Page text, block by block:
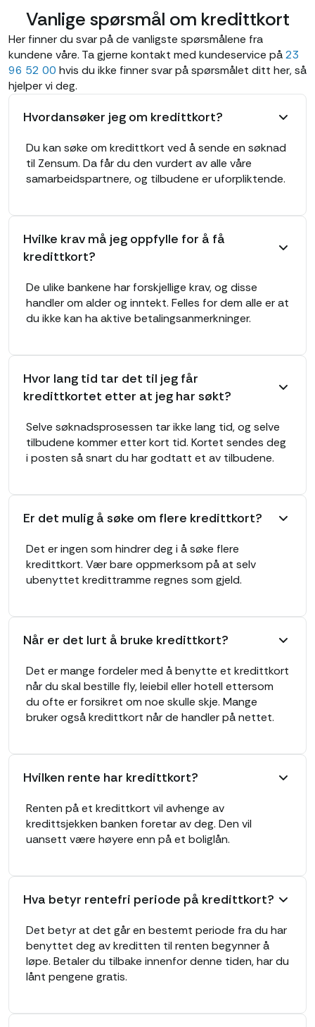
Vanlige spørsmål om kredittkort
Her finner du svar på de vanligste spørsmålene fra
kundene våre. Ta gjerne kontakt med kundeservice på23
96 52 00 hvis du ikke finner svar på spørsmålet ditt her, så
hjelper vi deg.
Hvordansøker jeg om kredittkort?
Du kan søke om kredittkort ved å sende en søknad
til Zensum. Da får du den vurdert av alle våre
samarbeidspartnere, og tilbudene er uforpliktende.
Hvilke krav må jeg oppfylle for å få
kredittkort?
De ulike bankene har forskjellige krav, og disse
handler om alder og inntekt. Felles for dem alle er at
du ikke kan ha aktive betalingsanmerkninger.
Hvor lang tid tar det til jeg får
kredittkortet etter at jeg har søkt?
Selve søknadsprosessen tar ikke lang tid, og selve
tilbudene kommer etter kort tid. Kortet sendes deg
i posten så snart du har godtatt et av tilbudene.
Er det mulig å søke om flere kredittkort?
Det er ingen som hindrer deg i å søke flere
kredittkort. Vær bare oppmerksom på at selv
ubenyttet kredittramme regnes som gjeld.
Når er det lurt å bruke kredittkort?
Det er mange fordeler med å benytte et kredittkort
når du skal bestille fly, leiebil eller hotell ettersom
du ofte er forsikret om noe skulle skje. Mange
bruker også kredittkort når de handler på nettet.
Hvilken rente har kredittkort?
Renten på et kredittkort vil avhenge av
kredittsjekken banken foretar av deg. Den vil
uansett være høyere enn på et boliglån.
Hva betyr rentefri periode på kredittkort?
Det betyr at det går en bestemt periode fra du har
benyttet deg av kreditten til renten begynner å
løpe. Betaler du tilbake innenfor denne tiden, har du
lånt pengene gratis.